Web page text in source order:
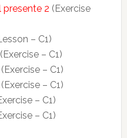
presente 2 (Exercise
– C1)
(Exercise – C1)
(Exercise – C1)
(Exercise – C1)
– C1)
– C1)